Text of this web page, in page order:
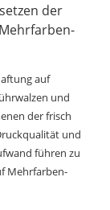
der
auf
und
der frisch
und
führen zu
Mehrfarben-